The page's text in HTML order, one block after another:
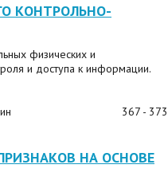
КОНТРОЛЬНО-
физических и
и доступа к информации.
367 - 373
НА ОСНОВЕ